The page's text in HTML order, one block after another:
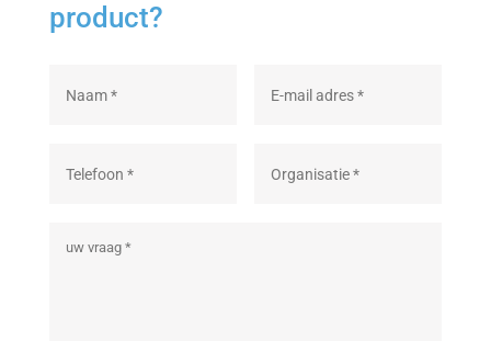
product?